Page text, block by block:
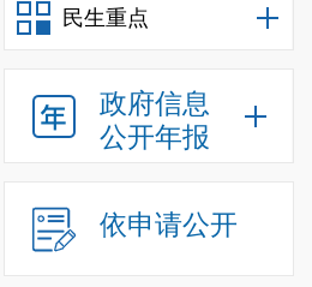
民生重点
政府信息
公开年报
依申请公开